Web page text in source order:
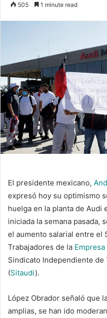
505 1 minute read
El presidente mexicano,
expresó hoy su optimismo
huelga en la planta de Audi
iniciada la semana pasada,
el aumento salarial entre el
Trabajadores de la
Sindicato Independiente de
(Sitaudi).
López Obrador señaló que
amplias, se han ido